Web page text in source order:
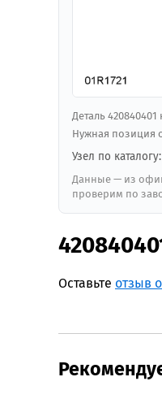
Деталь 420840401
Нужная позиция
Узел по
Данные — из
проверим по
Оставьте отзыв